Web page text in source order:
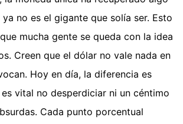
no es el gigante que solía ser. Esto
mucha gente se queda con la idea
Creen que el dólar no vale nada en
Hoy en día, la diferencia es
vital no desperdiciar ni un céntimo
Cada punto porcentual